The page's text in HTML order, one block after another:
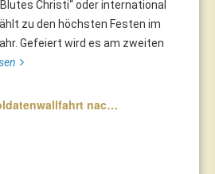
Christi“ oder international
zu den höchsten Festen im
Gefeiert wird es am zweiten
nac…